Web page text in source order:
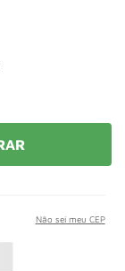
Não sei meu CEP